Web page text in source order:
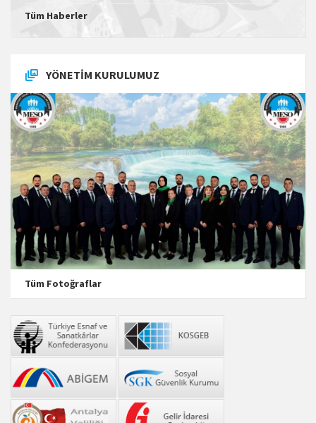
Tüm Haberler
YÖNETIM KURULUMUZ
Tüm Fotoğraflar